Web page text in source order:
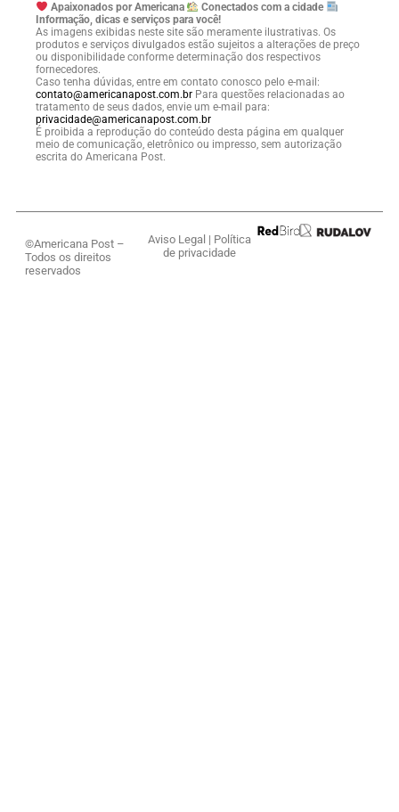
Apaixonados por Americana
Conectados com a cidade
Informação, dicas e serviços para você!
As imagens exibidas neste site são meramente ilustrativas. Os
produtos e serviços divulgados estão sujeitos a alterações de preço
ou disponibilidade conforme determinação dos respectivos
fornecedores.
Caso tenha dúvidas, entre em contato conosco pelo e-mail:
contato@americanapost.com.br Para questões relacionadas ao
tratamento de seus dados, envie um e-mail para:
privacidade@americanapost.com.br
É proibida a reprodução do conteúdo desta página em qualquer
meio de comunicação, eletrônico ou impresso, sem autorização
escrita do Americana Post.
©Americana Post –
Todos os direitos
reservados
Aviso Legal | Política
de privacidade